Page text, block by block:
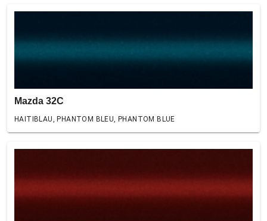
Mazda 32C
HAITIBLAU, PHANTOM BLEU, PHANTOM BLUE